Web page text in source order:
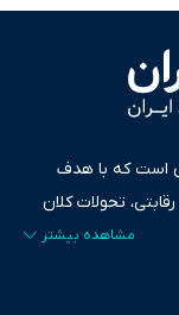
است که با هدف
تحولات کلان
و گزارش‌های تحلیلی
اعتماد، فراتر از
مالی،